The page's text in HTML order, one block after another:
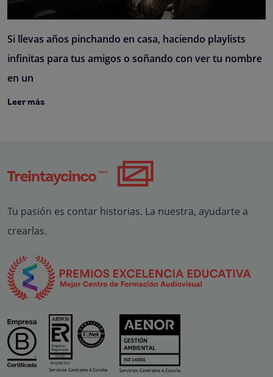
Si llevas años pinchando en casa, haciendo playlists
infinitas para tus amigos o soñando con ver tu nombre
en un
Leer más
Tu pasión es contar historias. La nuestra, ayudarte a
crearlas.